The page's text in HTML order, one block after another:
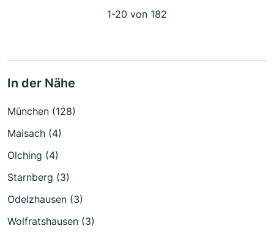
1-20 von 182
In der Nähe
München (128)
Maisach (4)
Olching (4)
Starnberg (3)
Odelzhausen (3)
Wolfratshausen (3)